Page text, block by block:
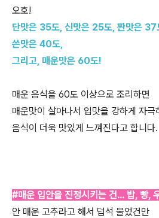
오호!
단맛은 35도, 신맛은 25도, 짠맛은 37
쓴맛은 40도,
그리고, 매운맛은 60도!
매운 음식을 60도 이상으로 조리하면
매운맛이 살아나서 입맛을 강하게 자극
음식이 더욱 맛있게 느껴진다고 합니다.
#매운 입안을 진정시키는 건… 밥, 빵,
안 매운 고추라고 해서 덥석 물었건만